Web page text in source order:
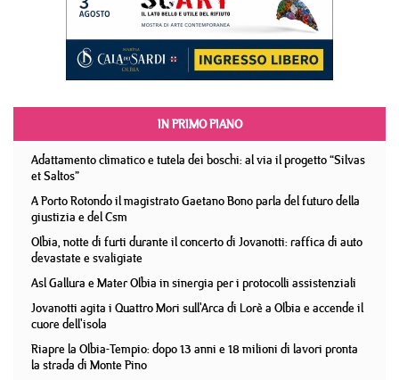
IN PRIMO PIANO
Adattamento climatico e tutela dei boschi: al via il progetto “Silvas
et Saltos”
A Porto Rotondo il magistrato Gaetano Bono parla del futuro della
giustizia e del Csm
Olbia, notte di furti durante il concerto di Jovanotti: raffica di auto
devastate e svaligiate
Asl Gallura e Mater Olbia in sinergia per i protocolli assistenziali
Jovanotti agita i Quattro Mori sull'Arca di Lorè a Olbia e accende il
cuore dell'isola
Riapre la Olbia-Tempio: dopo 13 anni e 18 milioni di lavori pronta
la strada di Monte Pino